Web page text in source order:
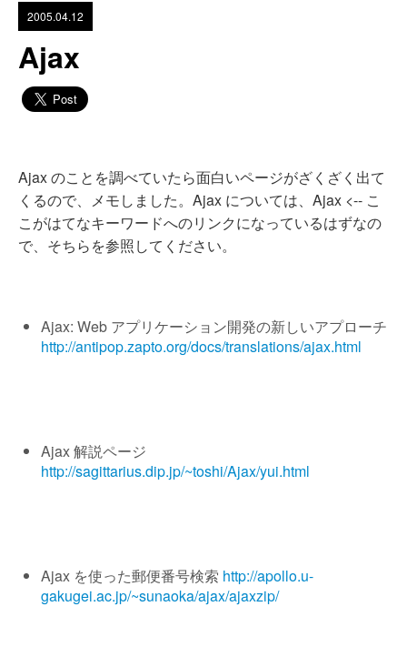
2005.04.12
Ajax
Ajax のことを調べていたら面白いページがざくざく出て
くるので、メモしました。Ajax については、Ajax <-- こ
こがはてなキーワードへのリンクになっているはずなの
で、そちらを参照してください。
Ajax: Web アプリケーション開発の新しいアプローチ
http://antipop.zapto.org/docs/translations/ajax.html
Ajax 解説ページ
http://sagittarius.dip.jp/~toshi/Ajax/yui.html
Ajax を使った郵便番号検索 http://apollo.u-
gakugei.ac.jp/~sunaoka/ajax/ajaxzip/